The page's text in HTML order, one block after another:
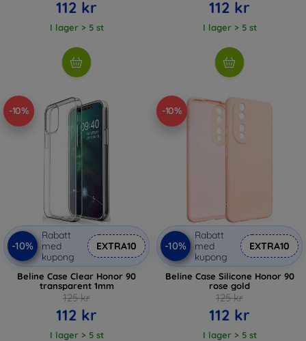
112 kr
I lager > 5 st
112 kr
I lager > 5 st
-10%
-10%
Rabatt
med
kupong
EXTRA10
Beline Case Clear Honor 90
transparent 1mm
125 kr
112 kr
I lager > 5 st
-10%
-10%
Rabatt
med
kupong
EXTRA10
Beline Case Silicone Honor 90
rose gold
125 kr
112 kr
I lager > 5 st